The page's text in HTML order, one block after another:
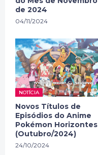
de 2024
04/11/2024
NOTÍCIA
Novos Títulos de
Episódios do Anime
Pokémon Horizontes
(Outubro/2024)
24/10/2024